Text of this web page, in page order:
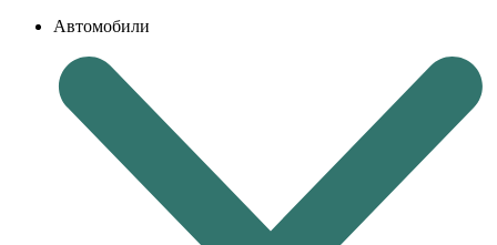
Автомобили